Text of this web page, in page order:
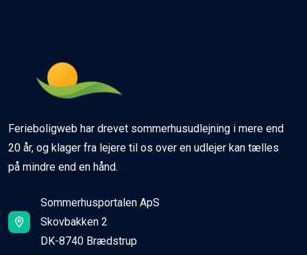
Ferieboligweb har drevet sommerhusudlejning i mere end
20 år, og klager fra lejere til os over en udlejer kan tælles
på mindre end en hånd.
Sommerhusportalen ApS
Skovbakken 2
DK-8740 Brædstrup